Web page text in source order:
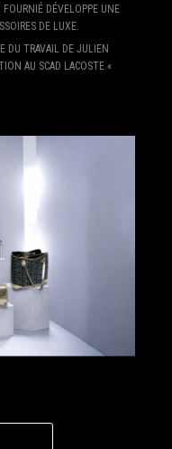
DÉVELOPPE UNE
DE LUXE.
DU TRAVAIL DE JULIEN
AU SCAD LACOSTE «